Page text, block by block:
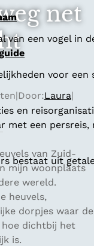
van een vogel in
voor
en
met een
bestaat uit
net
|Door:Laura|
van Zuid-
mijn woonplaats
wereld.
heuvels,
dorpjes waar de
dichtbij het
is.